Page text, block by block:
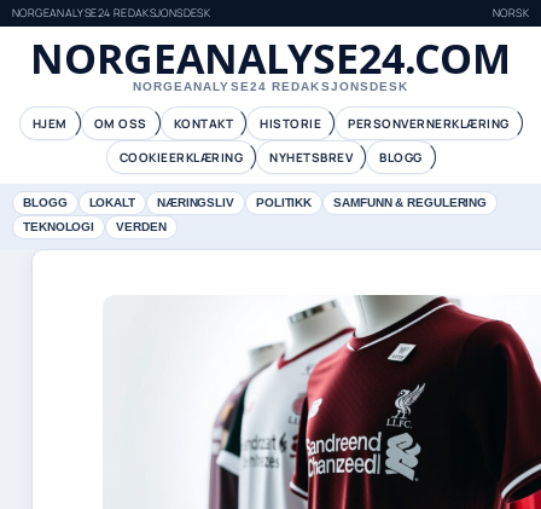
NORGEANALYSE24 REDAKSJONSDESK NORSK
NORGEANALYSE24.COM
NORGEANALYSE24 REDAKSJONSDESK
HJEM OM OSS KONTAKT HISTORIE
PERSONVERNERKLÆRING
COOKIEERKLÆRING
NYHETSBREV BLOGG
BLOGG LOKALT NÆRINGSLIV POLITIKK
SAMFUNN & REGULERING
TEKNOLOGI
VERDEN